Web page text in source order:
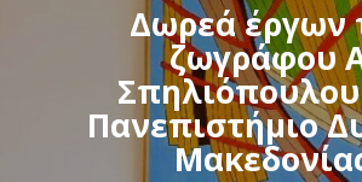
Δωρεά έργων
ζωγράφου
Πανεπιστήμιο